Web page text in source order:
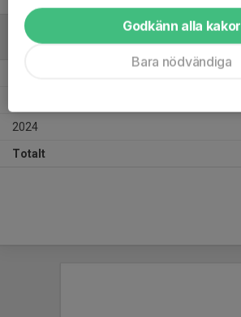
ALLA SERIER ALLA ÅR
2024
Totalt
Godkänn alla kakor
Bara nödvändiga